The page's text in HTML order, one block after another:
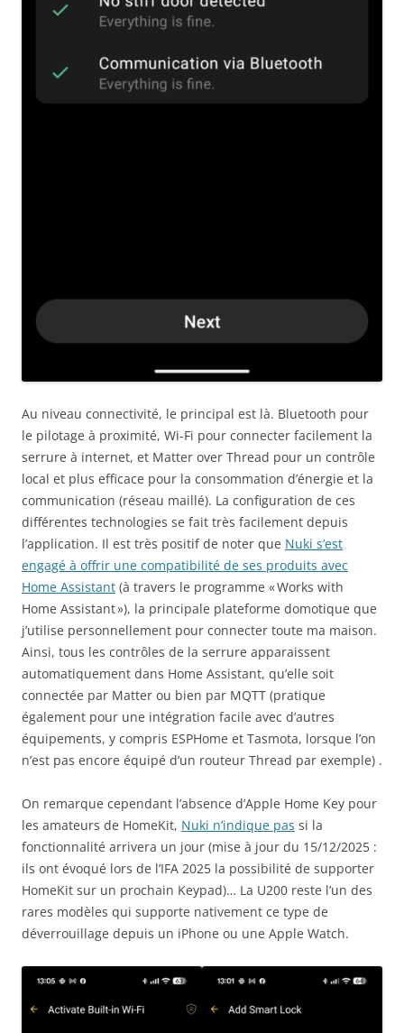
Au niveau connectivité, le principal est là. Bluetooth pour
le pilotage à proximité, Wi-Fi pour connecter facilement la
serrure à internet, et Matter over Thread pour un contrôle
local et plus efficace pour la consommation d’énergie et la
communication (réseau maillé). La configuration de ces
différentes technologies se fait très facilement depuis
l’application. Il est très positif de noter que Nuki s’est
engagé à offrir une compatibilité de ses produits avec
Home Assistant (à travers le programme « Works with
Home Assistant »), la principale plateforme domotique que
j’utilise personnellement pour connecter toute ma maison.
Ainsi, tous les contrôles de la serrure apparaissent
automatiquement dans Home Assistant, qu’elle soit
connectée par Matter ou bien par MQTT (pratique
également pour une intégration facile avec d’autres
équipements, y compris ESPHome et Tasmota, lorsque l’on
n’est pas encore équipé d’un routeur Thread par exemple) .
On remarque cependant l’absence d’Apple Home Key pour
les amateurs de HomeKit, Nuki n’indique pas si la
fonctionnalité arrivera un jour (mise à jour du 15/12/2025 :
ils ont évoqué lors de l’IFA 2025 la possibilité de supporter
HomeKit sur un prochain Keypad)… La U200 reste l’un des
rares modèles qui supporte nativement ce type de
déverrouillage depuis un iPhone ou une Apple Watch.